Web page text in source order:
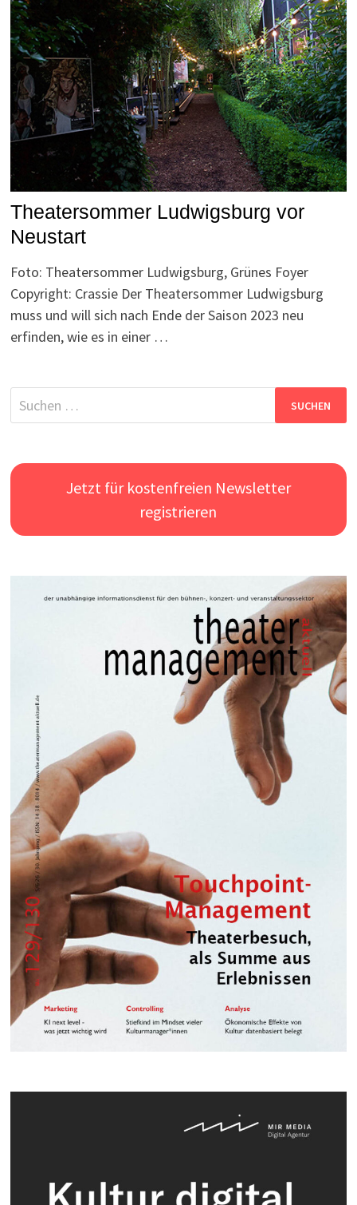
Theatersommer Ludwigsburg vor
Neustart
Foto: Theatersommer Ludwigsburg, Grünes Foyer
Copyright: Crassie Der Theatersommer Ludwigsburg
muss und will sich nach Ende der Saison 2023 neu
erfinden, wie es in einer …
Suchen
nach:
Jetzt für kostenfreien Newsletter
registrieren